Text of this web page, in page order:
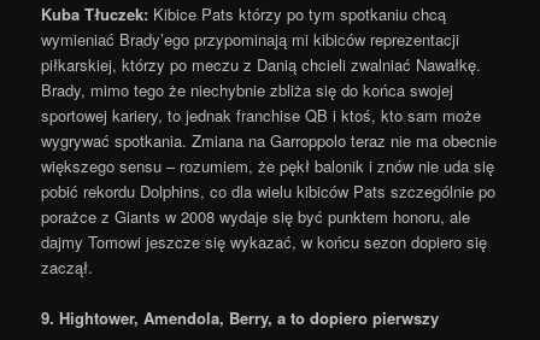
Kuba Tłuczek: Kibice Pats którzy po tym spotkaniu chcą
wymieniać Brady’ego przypominają mi kibiców reprezentacji
piłkarskiej, którzy po meczu z Danią chcieli zwalniać Nawałkę.
Brady, mimo tego że niechybnie zbliża się do końca swojej
sportowej kariery, to jednak franchise QB i ktoś, kto sam może
wygrywać spotkania. Zmiana na Garroppolo teraz nie ma obecnie
większego sensu – rozumiem, że pękł balonik i znów nie uda się
pobić rekordu Dolphins, co dla wielu kibiców Pats szczególnie po
porażce z Giants w 2008 wydaje się być punktem honoru, ale
dajmy Tomowi jeszcze się wykazać, w końcu sezon dopiero się
zaczął.
9. Hightower, Amendola, Berry, a to dopiero pierwszy